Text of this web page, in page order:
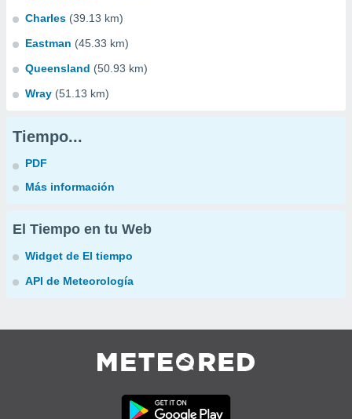
Charles (39.13 km)
Eastman (45.33 km)
Queensland (50.93 km)
Wray (51.13 km)
Tiempo...
PDF
Más información
El Tiempo en tu Web
Widget de El tiempo
API de Meteorología